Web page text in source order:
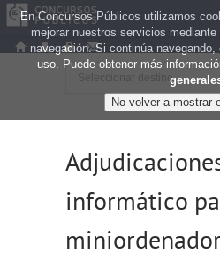
informático
En Concursos Públicos utilizamos
mejorar nuestros servicios
navegación. Si continúa
uso. Puede obtener más